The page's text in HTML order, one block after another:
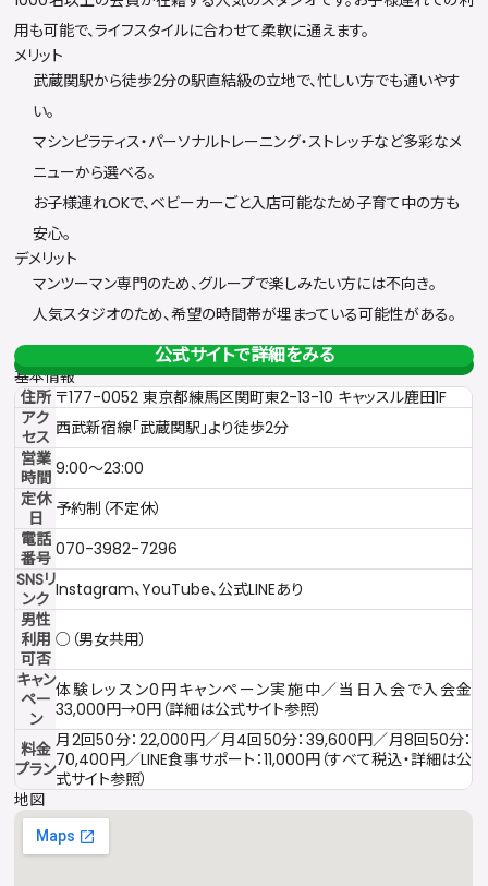
用も可能で、ライフスタイルに合わせて柔軟に通えます。
メリット
武蔵関駅から徒歩2分の駅直結級の立地で、忙しい方でも通いやす
い。
マシンピラティス・パーソナルトレーニング・ストレッチなど多彩なメ
ニューから選べる。
お子様連れOKで、ベビーカーごと入店可能なため子育て中の方も
安心。
デメリット
マンツーマン専門のため、グループで楽しみたい方には不向き。
人気スタジオのため、希望の時間帯が埋まっている可能性がある。
公式サイトで詳細をみる
基本情報
住所 〒177-0052 東京都練馬区関町東2-13-10 キャッスル鹿田1F
アク
セス 西武新宿線「武蔵関駅」より徒歩2分
営業
時間 9:00〜23:00
定休
日
予約制（不定休）
電話
番号 070-3982-7296
SNSリ
ンク Instagram、YouTube、公式LINEあり
男性
利用
可否
○（男女共用）
キャン
ペー
ン
体験レッスン0円キャンペーン実施中／当日入会で入会金
33,000円→0円（詳細は公式サイト参照）
料金
プラン
月2回50分：22,000円／月4回50分：39,600円／月8回50分：
70,400円／LINE食事サポート：11,000円（すべて税込・詳細は公
式サイト参照）
地図